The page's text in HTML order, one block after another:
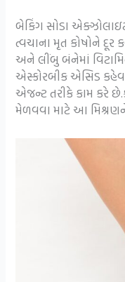
બેકિંગ સોડા
ત્વચાના મૃત કોષોને દૂર
અને લીંબુ બંનેમાં
એસ્કોરબીક એસિડ
એજન્ટ તરીકે કામ કરે
મેળવવા માટે આ